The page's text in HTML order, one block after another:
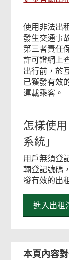
使用非法出
發生交通事
第三者責任
許可證網上
出行前，於
已獲發有效
運載乘客。
怎樣使
系統」
用戶無須登
輛登記號碼
發有效的出
進入出租
本頁內容